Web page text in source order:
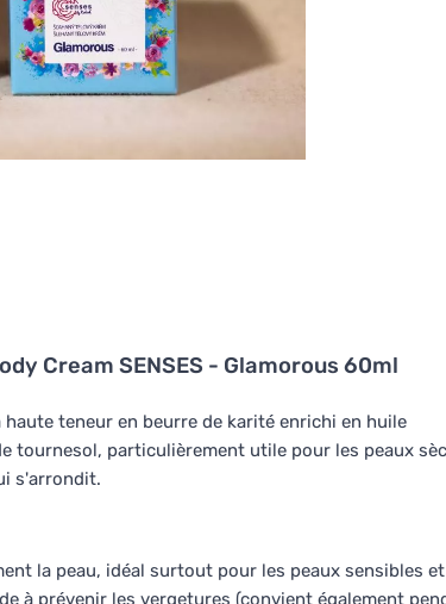
Cream SENSES - Glamorous 60ml
teneur en beurre de karité enrichi en huile
tournesol, particulièrement utile pour les peaux
s'arrondit.
la peau, idéal surtout pour les peaux sensibles et
à prévenir les vergetures (convient également